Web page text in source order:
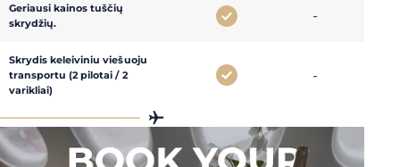
Geriausi kainos tuščių
skrydžių.
-
Skrydis keleiviniu viešuoju
transportu (2 pilotai / 2
varikliai)
-